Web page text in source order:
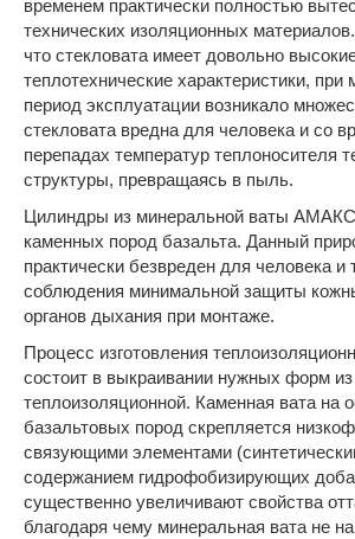
временем практически полностью
технических изоляционных
что стекловата имеет довольно
теплотехнические характеристики, при
период эксплуатации возникало
стекловата вредна для человека и со
перепадах температур теплоносителя
структуры, превращаясь в пыль.
Цилиндры из минеральной ваты АМАКС
каменных пород базальта. Данный
практически безвреден для человека и
соблюдения минимальной защиты
органов дыхания при монтаже.
Процесс изготовления
состоит в выкраивании нужных форм
теплоизоляционной. Каменная вата на
базальтовых пород скрепляется
связующими элементами
содержанием гидрофобизирующих
существенно увеличивают свойства
благодаря чему минеральная вата не